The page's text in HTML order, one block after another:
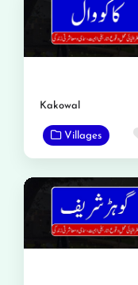
Kakowal
Villages